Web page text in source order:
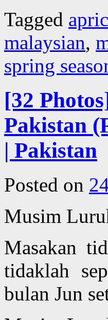
Tagged
malaysian,
spring
[32
Pakistan
| Pakistan
Posted on
Musim
Masakan
tidaklah
bulan Jun